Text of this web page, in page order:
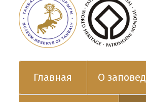
Главная О